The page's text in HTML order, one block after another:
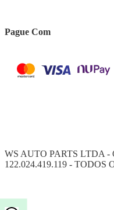
Pague Com
WS AUTO PARTS LTDA -
122.024.419.119 - TODOS